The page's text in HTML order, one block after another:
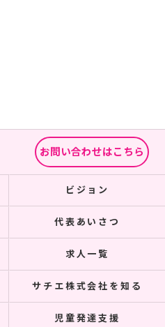
お問い合わせはこちら
ビジョン
代表あいさつ
求人一覧
サチエ株式会社を知る
児童発達支援